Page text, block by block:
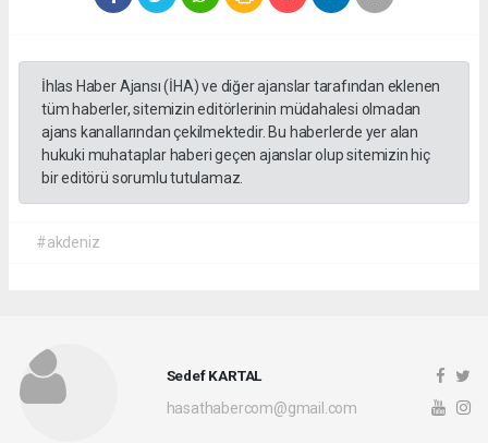
İhlas Haber Ajansı (İHA) ve diğer ajanslar tarafından eklenen
tüm haberler, sitemizin editörlerinin müdahalesi olmadan
ajans kanallarından çekilmektedir. Bu haberlerde yer alan
hukuki muhataplar haberi geçen ajanslar olup sitemizin hiç
bir editörü sorumlu tutulamaz.
#akdeniz
Sedef KARTAL
hasathabercom@gmail.com